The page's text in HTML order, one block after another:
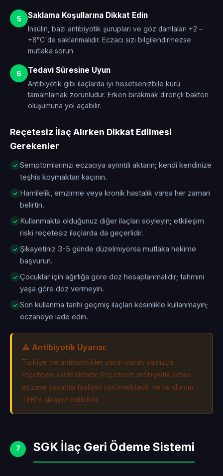
5 Saklama Koşullarına Dikkat Edin
Insülin, bazı antibiyotik şurupları ve göz damlaları +2 –
+8°C'de saklanmalıdır. Eczacı sizi bilgilendirmezse
mutlaka sorun.
6 Tedavi Süresine Uyun
Antibiyotik gibi ilaçlarda iyi hissetsenizbile kürü
tamamlamak zorunludur. Erken bırakmak dirençli bakteri
oluşumuna yol açabilir.
Reçetesiz İlaç Alırken Dikkat Edilmesi
Gerekenler
Semptomlarınızı eczacıya ayrıntılı aktarın; kendi kendinize
teşhis koymaktan kaçının.
Hamilelik, emzirme veya kronik hastalık varsa her zaman
belirtin.
Kullanmakta olduğunuz diğer ilaçları söyleyin; etkileşim
riski reçetesiz ilaçlarda da geçerlidir.
Şikayetiniz 3-5 günde düzelmiyorsa mutlaka hekime
başvurun.
Çocuklar için ağırlığa göre doz hesaplanmalıdır; tahmini
yaşa göre doz vermeyin.
Son kullanma tarihi geçmiş ilaçları kesinlikle kullanmayın;
eczaneye iade edin.
⚠️ Antibiyotik Uyarısı:
Türkiye'de antibiyotikler yasal olarak yalnızca
reçeteyle satılmaktadır. Reçetesiz antibiyotik satan
eczane yasadışı faaliyet yürütmektedir ve bu durum
TEB'e şikayet edilebilir.
7 SGK İlaç Geri Ödeme Sistemi